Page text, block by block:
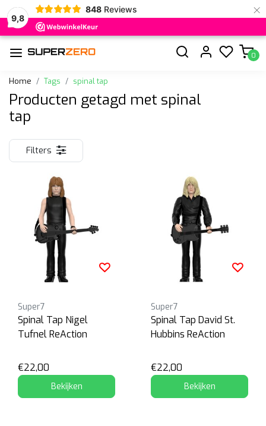
9,8
848 Reviews ×
0
Home Tags spinal tap
Producten getagd met spinal
tap
Filters
Super7
Spinal Tap Nigel
Tufnel ReAction
€22,00
Bekijken
Super7
Spinal Tap David St.
Hubbins ReAction
€22,00
Bekijken